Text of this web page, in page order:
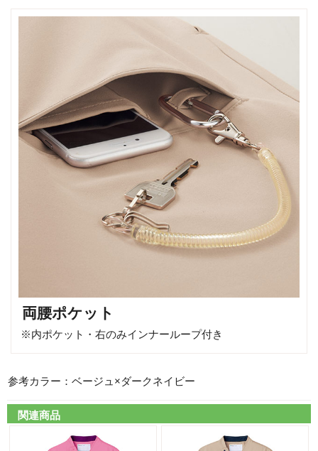
両腰ポケット
※内ポケット・右のみインナーループ付き
参考カラー：ベージュ×ダークネイビー
関連商品